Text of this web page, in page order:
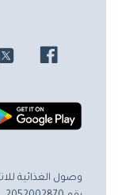
وصول الغذائية